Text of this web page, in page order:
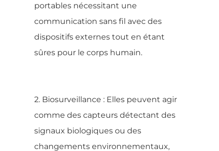
portables nécessitant une
communication sans fil avec des
dispositifs externes tout en étant
sûres pour le corps humain.
2. Biosurveillance : Elles peuvent agir
comme des capteurs détectant des
signaux biologiques ou des
changements environnementaux,